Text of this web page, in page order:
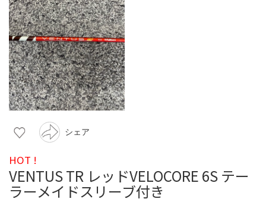
シェア
HOT !
VENTUS TR レッドVELOCORE 6S テー
ラーメイドスリーブ付き